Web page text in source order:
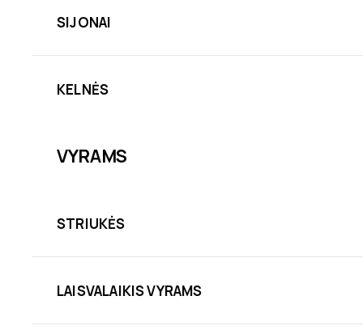
SIJONAI
KELNĖS
VYRAMS
STRIUKĖS
LAISVALAIKIS VYRAMS